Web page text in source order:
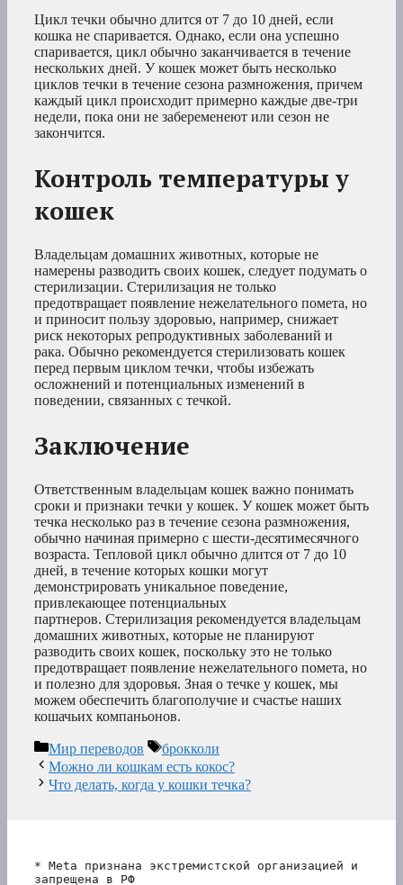
Цикл течки обычно длится от 7 до 10 дней, если
кошка не спаривается. Однако, если она успешно
спаривается, цикл обычно заканчивается в течение
нескольких дней. У кошек может быть несколько
циклов течки в течение сезона размножения, причем
каждый цикл происходит примерно каждые две-три
недели, пока они не забеременеют или сезон не
закончится.
Контроль температуры у
кошек
Владельцам домашних животных, которые не
намерены разводить своих кошек, следует подумать о
стерилизации. Стерилизация не только
предотвращает появление нежелательного помета, но
и приносит пользу здоровью, например, снижает
риск некоторых репродуктивных заболеваний и
рака. Обычно рекомендуется стерилизовать кошек
перед первым циклом течки, чтобы избежать
осложнений и потенциальных изменений в
поведении, связанных с течкой.
Заключение
Ответственным владельцам кошек важно понимать
сроки и признаки течки у кошек. У кошек может быть
течка несколько раз в течение сезона размножения,
обычно начиная примерно с шести-десятимесячного
возраста. Тепловой цикл обычно длится от 7 до 10
дней, в течение которых кошки могут
демонстрировать уникальное поведение,
привлекающее потенциальных
партнеров. Стерилизация рекомендуется владельцам
домашних животных, которые не планируют
разводить своих кошек, поскольку это не только
предотвращает появление нежелательного помета, но
и полезно для здоровья. Зная о течке у кошек, мы
можем обеспечить благополучие и счастье наших
кошачьих компаньонов.
Рубрики
Мир переводов Метки
брокколи
Можно ли кошкам есть кокос?
Что делать, когда у кошки течка?
* Meta признана экстремистской организацией и
запрещена в РФ